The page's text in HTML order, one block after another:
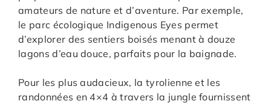
amateurs de nature et d’aventure. Par exemple,
le parc écologique Indigenous Eyes permet
d’explorer des sentiers boisés menant à douze
lagons d’eau douce, parfaits pour la baignade.
Pour les plus audacieux, la tyrolienne et les
randonnées en 4×4 à travers la jungle fournissent